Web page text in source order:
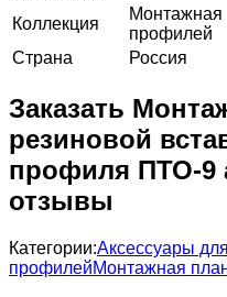
Коллекция
Монтажная
профилей
Страна
Россия
Заказать
резиновой
профиля ПТО-9
отзывы
Категории:Аксессуары
профилейМонтажная